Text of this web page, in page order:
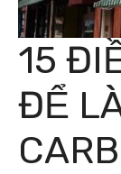
15
ĐỂ